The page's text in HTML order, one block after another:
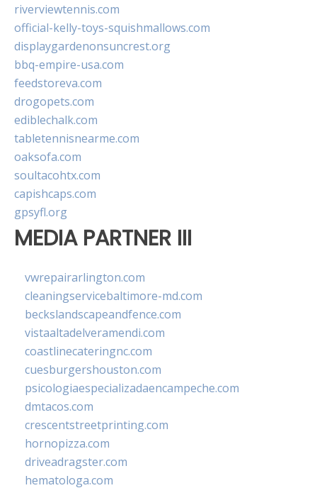
riverviewtennis.com
official-kelly-toys-squishmallows.com
displaygardenonsuncrest.org
bbq-empire-usa.com
feedstoreva.com
drogopets.com
ediblechalk.com
tabletennisnearme.com
oaksofa.com
soultacohtx.com
capishcaps.com
gpsyfl.org
MEDIA PARTNER III
vwrepairarlington.com
cleaningservicebaltimore-md.com
beckslandscapeandfence.com
vistaaltadelveramendi.com
coastlinecateringnc.com
cuesburgershouston.com
psicologiaespecializadaencampeche.com
dmtacos.com
crescentstreetprinting.com
hornopizza.com
driveadragster.com
hematologa.com